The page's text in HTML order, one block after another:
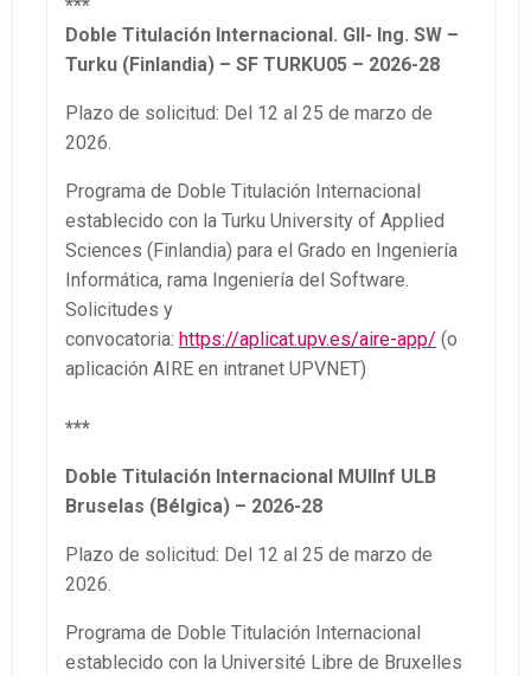
***
Doble Titulación Internacional. GII- Ing. SW –
Turku (Finlandia) – SF TURKU05 – 2026-28
Plazo de solicitud: Del 12 al 25 de marzo de
2026.
Programa de Doble Titulación Internacional
establecido con la Turku University of Applied
Sciences (Finlandia) para el Grado en Ingeniería
Informática, rama Ingeniería del Software.
Solicitudes y
convocatoria: https://aplicat.upv.es/aire-app/ (o
aplicación AIRE en intranet UPVNET)
***
Doble Titulación Internacional MUIInf ULB
Bruselas (Bélgica) – 2026-28
Plazo de solicitud: Del 12 al 25 de marzo de
2026.
Programa de Doble Titulación Internacional
establecido con la Université Libre de Bruxelles